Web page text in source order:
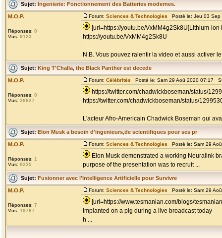
Sujet: Ingenierie: Fonctionnement des Batteries modernes.
M.O.P.
Réponses: 0
Vus: 9123
Forum: Sciences & Technologies Posté le: Jeu 03
[url=https://youtu.be/VxMM4g2Sk8U]Lithium-ion
https://youtu.be/VxMM4g2Sk8U
N.B. Vous pouvez ralentir la video et aussi activer
Sujet: King T'Challa, the Black Panther est decede
M.O.P.
Réponses: 0
Vus: 38627
Forum: Célébrités Posté le: Sam 29 Aoû 2020 07:17
https://twitter.com/chadwickboseman/status/
https://twitter.com/chadwickboseman/status/
L'acteur Afro-Americain Chadwick Boseman qui
Sujet: Elon Musk a besoin d'ingenieurs,de scientifiques pour ses pr
M.O.P.
Réponses: 1
Vus: 8235
Forum: Sciences & Technologies Posté le: Sam 29
Elon Musk demonstrated a working Neuralink
purpose of the presentation was to recruit ...
Sujet: Fusionner avec l'Intelligence Artificielle pour Survivre
M.O.P.
Réponses: 7
Vus: 19767
Forum: Sciences & Technologies Posté le: Sam 29
[url=https://www.tesmanian.com/blogs/
implanted on a pig during a live broadcast today
h ...